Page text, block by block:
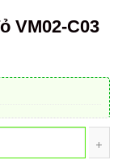
VM02-C03